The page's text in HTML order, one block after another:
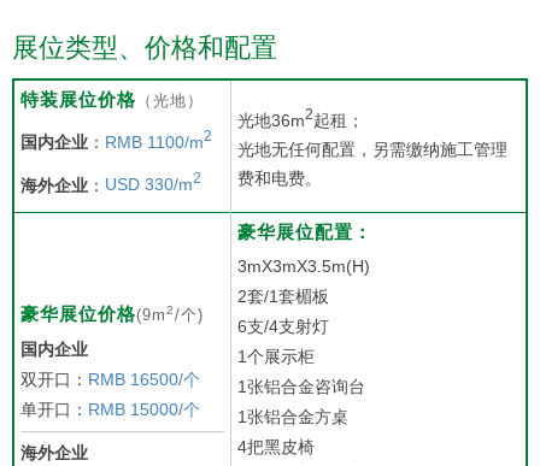
展位类型、价格和配置
特装展位价格 （光地）
国内企业 ： RMB 1100/m2
海外企业 ： USD 330/m2
光地36m2起租；
光地无任何配置，另需缴纳施工管理
费和电费。
豪华展位价格(9m2/个)
国内企业
双开口： RMB 16500/个
单开口： RMB 15000/个
海外企业
豪华展位配置：
3mX3mX3.5m(H)
2套/1套楣板
6支/4支射灯
1个展示柜
1张铝合金咨询台
1张铝合金方桌
4把黑皮椅